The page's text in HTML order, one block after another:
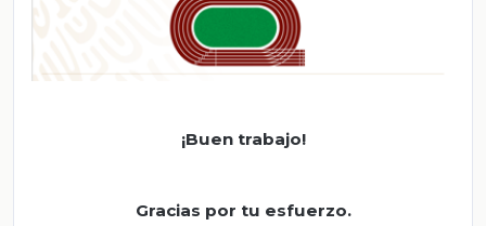
¡Buen trabajo!
Gracias por tu esfuerzo.